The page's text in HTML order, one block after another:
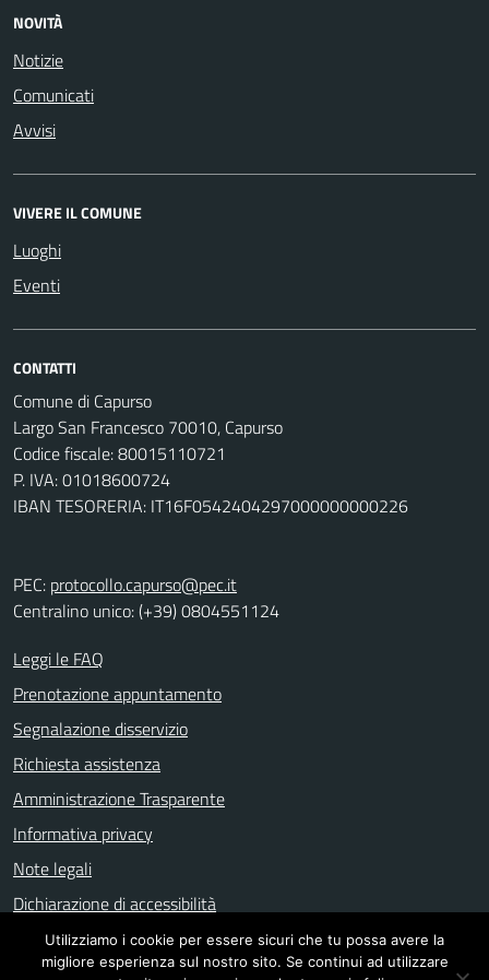
NOVITÀ
Notizie
Comunicati
Avvisi
VIVERE IL COMUNE
Luoghi
Eventi
CONTATTI
Comune di Capurso
Largo San Francesco 70010, Capurso
Codice fiscale: 80015110721
P. IVA: 01018600724
IBAN TESORERIA: IT16F0542404297000000000226
PEC: protocollo.capurso@pec.it
Centralino unico: (+39) 0804551124
Leggi le FAQ
Prenotazione appuntamento
Segnalazione disservizio
Richiesta assistenza
Amministrazione Trasparente
Informativa privacy
Note legali
Dichiarazione di accessibilità
Utilizziamo i cookie per essere sicuri che tu possa avere la
migliore esperienza sul nostro sito. Se continui ad utilizzare